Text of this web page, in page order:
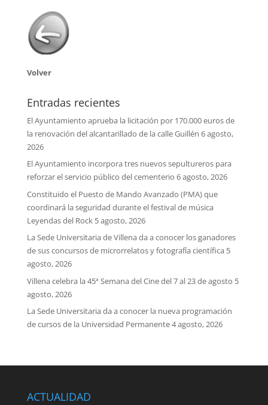
Volver
Entradas recientes
El Ayuntamiento aprueba la licitación por 170.000 euros de
la renovación del alcantarillado de la calle Guillén 6 agosto,
2026
El Ayuntamiento incorpora tres nuevos sepultureros para
reforzar el servicio público del cementerio 6 agosto, 2026
Constituido el Puesto de Mando Avanzado (PMA) que
coordinará la seguridad durante el festival de música
Leyendas del Rock 5 agosto, 2026
La Sede Universitaria de Villena da a conocer los ganadores
de sus concursos de microrrelatos y fotografía científica 5
agosto, 2026
Villena celebra la 45ª Semana del Cine del 7 al 23 de agosto 5
agosto, 2026
La Sede Universitaria da a conocer la nueva programación
de cursos de la Universidad Permanente4 agosto, 2026
ACTUALIDAD